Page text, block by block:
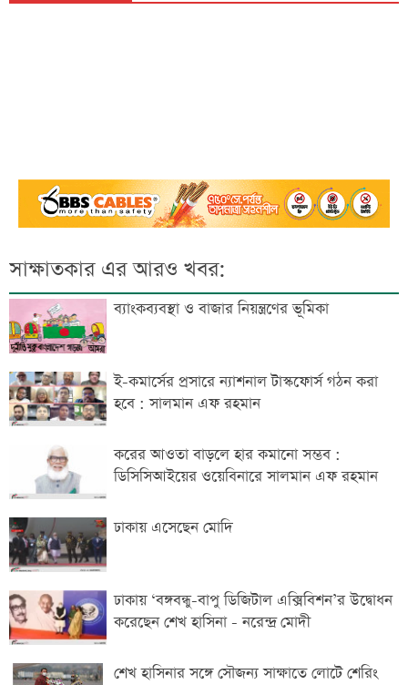
সাক্ষাতকার এর আরও খবর:
ব্যাংকব্যবস্থা ও বাজার নিয়ন্ত্রণের ভূমিকা
ই-কমার্সের প্রসারে ন্যাশনাল টাস্কফোর্স গঠন করা
হবে : সালমান এফ রহমান
করের আওতা বাড়লে হার কমানো সম্ভব :
ডিসিসিআইয়ের ওয়েবিনারে সালমান এফ রহমান
ঢাকায় এসেছেন মোদি
ঢাকায় ‘বঙ্গবন্ধু-বাপু ডিজিটাল এক্সিবিশন’র উদ্বোধন
করেছেন শেখ হাসিনা - নরেন্দ্র মোদী
শেখ হাসিনার সঙ্গে সৌজন্য সাক্ষাতে লোটে শেরিং